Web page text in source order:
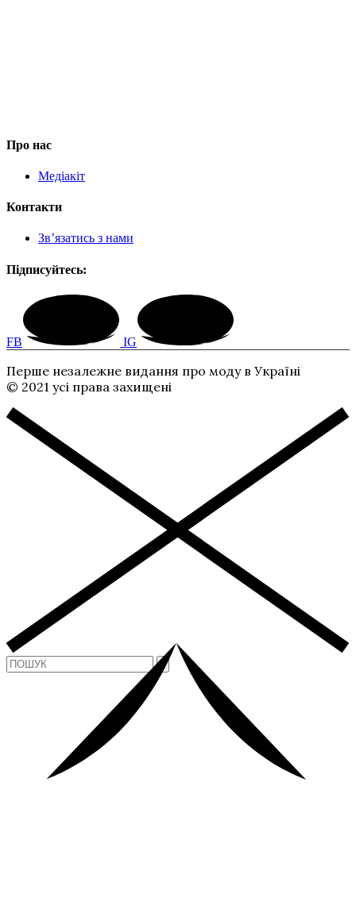
Про нас
Медіакіт
Контакти
Зв’язатись з нами
Підписуйтесь:
FB IG
Перше незалежне видання про моду в Україні
© 2021 усі права захищені